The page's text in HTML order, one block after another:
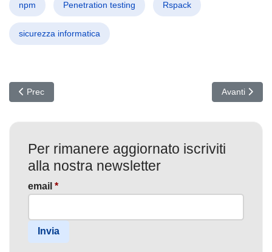
npm Penetration testing Rspack
sicurezza informatica
Articolo precedente: Arresto Shock di Panev: Il Cervello dietro
Prec Articolo
Avanti
Per rimanere aggiornato iscriviti
alla nostra newsletter
email *
Invia